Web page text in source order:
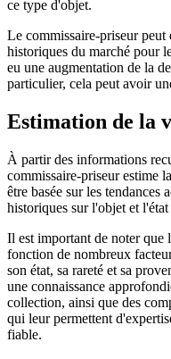
ce type d'objet.
Le commissaire-priseur peut
historiques du marché pour
eu une augmentation de la
particulier, cela peut avoir
Estimation de la
À partir des informations
commissaire-priseur estime
être basée sur les tendances
historiques sur l'objet et
Il est important de noter que
fonction de nombreux
son état, sa rareté et sa
une connaissance
collection, ainsi que des
qui leur permettent
fiable.